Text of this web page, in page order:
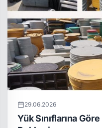
29.06.2026
Yük Sınıflarına